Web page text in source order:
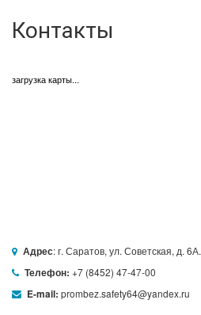
Контакты
загрузка карты...
Адрес: г. Саратов, ул. Советская, д. 6А.
Телефон: +7 (8452) 47-47-00
E-mail: prombez.safety64@yandex.ru